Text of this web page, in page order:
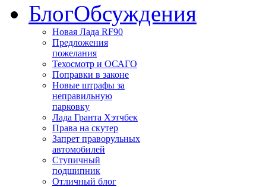
БлогОбсуждения
Новая Лада RF90
Предложения
пожелания
Техосмотр и ОСАГО
Поправки в законе
Новые штрафы за
неправильную
парковку
Лада Гранта Хэтчбек
Права на скутер
Запрет праворульных
автомобилей
Ступичный
подшипник
Отличный блог